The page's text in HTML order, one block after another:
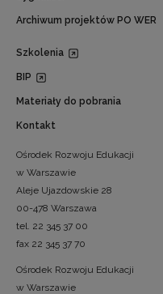
Archiwum projektów PO WER
Szkolenia
BIP
Materiały do pobrania
Kontakt
Ośrodek Rozwoju Edukacji
w Warszawie
Aleje Ujazdowskie 28
00-478 Warszawa
tel. 22 345 37 00
fax 22 345 37 70
Ośrodek Rozwoju Edukacji
w Warszawie